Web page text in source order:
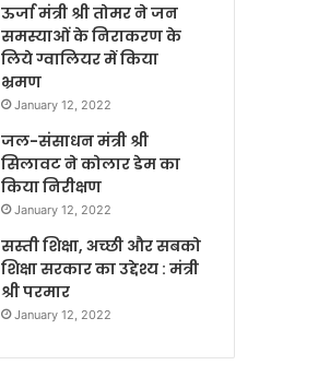
ऊर्जा मंत्री श्री तोमर ने जन
समस्याओं के निराकरण के
लिये ग्वालियर में किया
भ्रमण
January 12, 2022
जल-संसाधन मंत्री श्री
सिलावट ने कोलार डेम का
किया निरीक्षण
January 12, 2022
सस्ती शिक्षा, अच्छी और सबको
शिक्षा सरकार का उद्देश्य : मंत्री
श्री परमार
January 12, 2022